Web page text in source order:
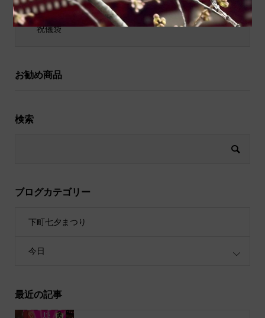
祝儀袋
お勧め商品
検索
ブログカテゴリー
下町七夕まつり
今日
最近の記事